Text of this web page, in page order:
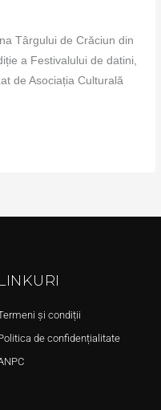
Târgului de Crăciun din
a Festivalului de datini,
de Asociația Culturală
LINKURI
și condiții
de confidențialitate